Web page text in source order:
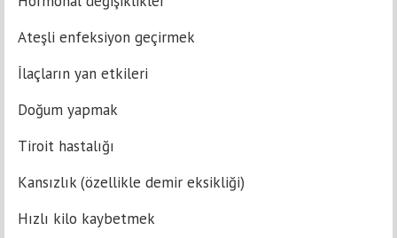
Ateşli enfeksiyon geçirmek
İlaçların yan etkileri
Doğum yapmak
Tiroit hastalığı
Kansızlık (özellikle demir eksikliği)
Hızlı kilo kaybetmek